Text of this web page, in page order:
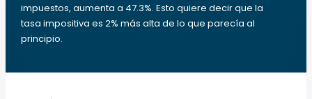
impuestos, aumenta a 47.3%. Esto quiere decir que la
tasa impositiva es 2% más alta de lo que parecía al
principio.